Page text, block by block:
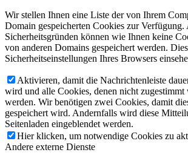
Wir stellen Ihnen eine Liste der von Ihrem
Domain gespeicherten Cookies zur Verfügung.
Sicherheitsgründen können wie Ihnen keine
von anderen Domains gespeichert werden.
Sicherheitseinstellungen Ihres Browsers
Aktivieren, damit die Nachrichtenleiste
wird und alle Cookies, denen nicht zugestimmt
werden. Wir benötigen zwei Cookies, damit
gespeichert wird. Andernfalls wird diese
Seitenladen eingeblendet werden.
Hier klicken, um notwendige Cookies zu
Andere externe Dienste